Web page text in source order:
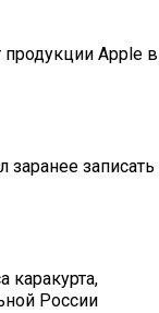
Apple в
заранее записать
каракурта,
России